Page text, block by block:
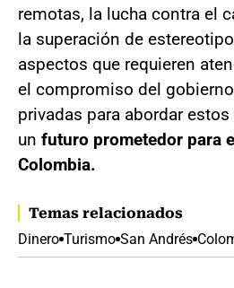
remotas, la lucha contra el
la superación de
aspectos que requieren
el compromiso del
privadas para abordar
un futuro prometedor para
Colombia.
Temas relacionados
Dinero Turismo San Andrés